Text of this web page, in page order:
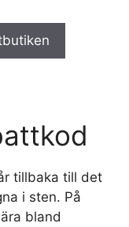
tillbaka till det
i sten. På
bland